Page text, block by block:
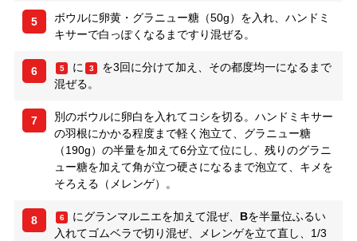
5
ボウルに卵黄・グラニュー糖（50g）を入れ、ハンドミ
キサーで白っぽくなるまですり混ぜる。
6 5 に 3
を3回に分けて加え、その都度均一になるまで
混ぜる。
7
別のボウルに卵白を入れてコシを切る。ハンドミキサー
の羽根にかかる程度まで軽く泡立て、グラニュー糖
（190g）の半量を加えて6分立て位にし、残りのグラニ
ュー糖を加えて角が立つ硬さになるまで泡立て、キメを
そろえる（メレンゲ）。
8 6 にグランマルニエを加えて混ぜ、 Bを半量位ふるい
入れてゴムベラで切り混ぜ、メレンゲを立て直し、1/3